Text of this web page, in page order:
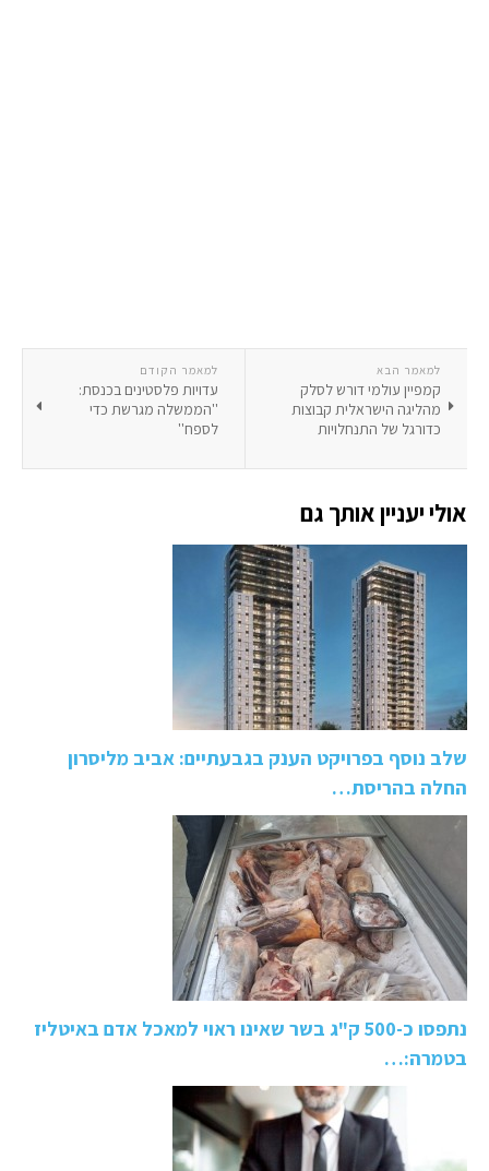
למאמר הקודם
עדויות פלסטינים בכנסת:
''הממשלה מגרשת כדי
לספח''
למאמר הבא
קמפיין עולמי דורש לסלק
מהליגה הישראלית קבוצות
כדורגל של התנחלויות
אולי יעניין אותך גם
שלב נוסף בפרויקט הענק בגבעתיים: אביב מליסרון
החלה בהריסת…
נתפסו כ-500 ק"ג בשר שאינו ראוי למאכל אדם באיטליז
בטמרה:…